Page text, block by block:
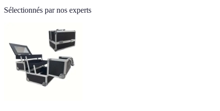
Sélectionnés par nos experts